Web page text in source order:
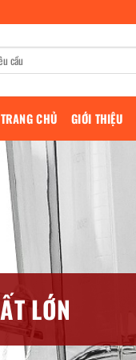
TRANG CHỦ GIỚI THIỆU
LỚN